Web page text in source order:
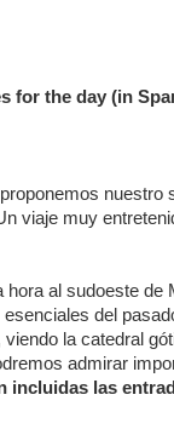
for the day (in
viaje muy
hora al sudoeste de
del
la catedral
admirar
incluidas las